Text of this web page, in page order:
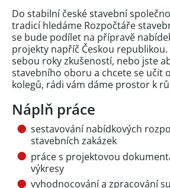
Do stabilní české stavební
tradicí hledáme Rozpočtáře
se bude podílet na přípravě
projekty napříč Českou republikou.
sebou roky zkušeností, nebo jste
stavebního oboru a chcete se učit
kolegů, rádi vám dáme prostor k
Náplň práce
sestavování nabídkových
stavebních zakázek
práce s projektovou
výkresy
vyhodnocování a zpracování